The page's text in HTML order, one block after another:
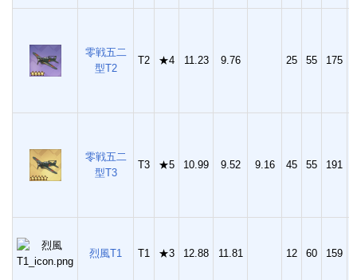
零戦五二
型T2
T2 ★4 11.23 9.76 25 55 175
零戦五二
型T3
T3 ★5 10.99 9.52 9.16 45 55 191
烈風T1 T1 ★3 12.88 11.81 12 60 159